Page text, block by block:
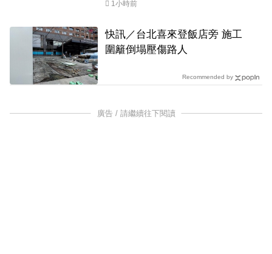
1小時前
快訊／台北喜來登飯店旁 施工
圍籬倒塌壓傷路人
Recommended by
廣告 / 請繼續往下閱讀